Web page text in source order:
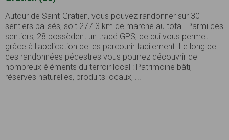
Autour de Saint-Gratien, vous pouvez randonner sur 30
sentiers balisés, soit 277.3 km de marche au total. Parmi ces
sentiers, 28 possèdent un tracé GPS, ce qui vous permet
grâce à l'application de les parcourir facilement. Le long de
ces randonnées pédestres vous pourrez découvrir de
nombreux éléments du terroir local : Patrimoine bâti,
réserves naturelles, produits locaux, ...